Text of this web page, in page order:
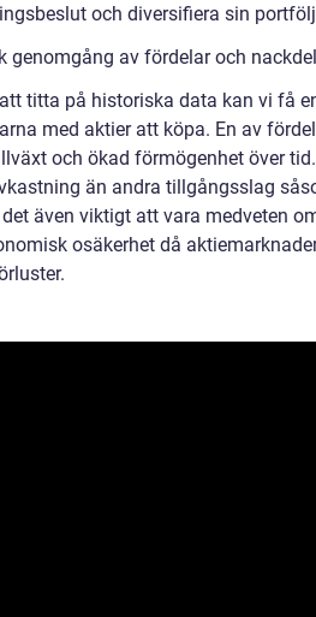
och diversifiera sin
genomgång av fördelar och
titta på historiska data kan vi få
med aktier att köpa. En av
och ökad förmögenhet över
än andra tillgångsslag
även viktigt att vara medveten
osäkerhet då